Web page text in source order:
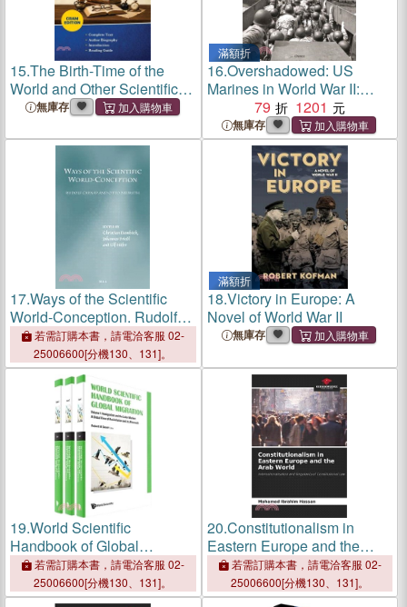
15.The Birth-Time of the
World and Other Scientific
Essays (Cram Edition)
無庫存
滿額折
16.Overshadowed: US
Marines in World War II:
Europe, the Caribbean, and
South America
79 1201
無庫存
17.Ways of the Scientific
World-Conception. Rudolf
Carnap and Otto Neurath
若需訂購本書，請電洽客服 02-
25006600[分機130、131]。
滿額折
18.Victory in Europe: A
Novel of World War II
無庫存
19.World Scientific
Handbook of Global
Migration (in 3 Volumes)
若需訂購本書，請電洽客服 02-
25006600[分機130、131]。
20.Constitutionalism in
Eastern Europe and the
Arab World
若需訂購本書，請電洽客服 02-
25006600[分機130、131]。